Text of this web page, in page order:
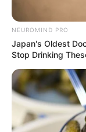
NEUROMIND PRO
Japan's Oldest
Stop Drinking